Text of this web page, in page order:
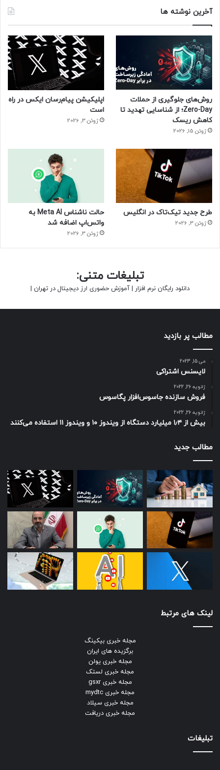
آخرین نوشته ها
روش‌های جلوگیری از حملات
Zero-Day؛ از شناسایی تهدید تا
کاهش ریسک
ژوئن 15, 2026
اپلیکیشن پیام‌رسان ایکس در راه
است
ژوئن 3, 2026
طرح جدید تیک‌تاک در انگلیس
ژوئن 3, 2026
حالت ناشناس Meta AI به
واتس‌اپ اضافه شد
ژوئن 3, 2026
تبلیغات متنی:
دانلود رایگان نرم افزار | آموزش حضوری ارز دیجیتال در تهران |
مطالب پر بازدید
می 15, 2023
لایسنس اشتراکی
ژانویه 26, 2022
فروش سازنده جاسوس‌افزار پگاسوس
ژانویه 26, 2022
بیش از ۱٫۴ میلیارد دستگاه از ویندوز ۱۰ و ویندوز ۱۱ استفاده می‌کنند
مطالب جدید
لینک های مرتبط
مجله خبری بیکینگ
برگزیده های ایران
مجله خبری یولن
مجله خبری لستک
مجله خبری gsxr
مجله خبری mydtc
مجله خبری سیلاد
مجله خبری دریافت
تبلیغات